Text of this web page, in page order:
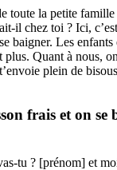
toute la petite famille
il chez toi ? Ici,
baigner. Les
plus. Quant à nous,
plein de
frais et on se
tu ? [prénom] et